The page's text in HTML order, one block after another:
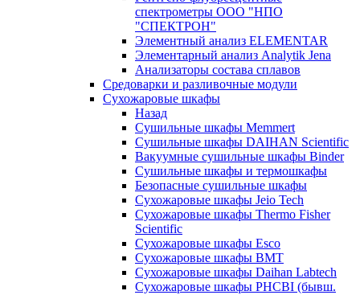
спектрометры ООО "НПО
"СПЕКТРОН"
Элементный анализ ELEMENTAR
Элементарный анализ Analytik Jena
Анализаторы состава сплавов
Средоварки и разливочные модули
Сухожаровые шкафы
Назад
Сушильные шкафы Memmert
Сушильные шкафы DAIHAN Scientific
Вакуумные сушильные шкафы Binder
Сушильные шкафы и термошкафы
Безопасные сушильные шкафы
Сухожаровые шкафы Jeio Tech
Сухожаровые шкафы Thermo Fisher
Scientific
Сухожаровые шкафы Esco
Сухожаровые шкафы BMT
Сухожаровые шкафы Daihan Labtech
Сухожаровые шкафы PHCBI (бывш.